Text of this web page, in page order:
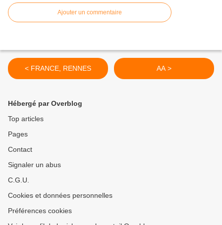
Ajouter un commentaire
< FRANCE, RENNES AA >
Hébergé par Overblog
Top articles
Pages
Contact
Signaler un abus
C.G.U.
Cookies et données personnelles
Préférences cookies